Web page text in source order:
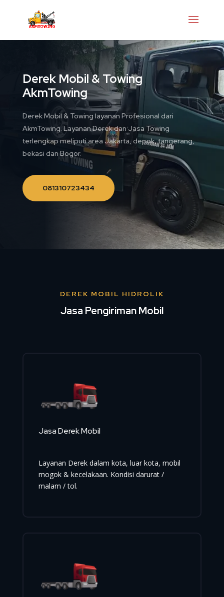
Derek Mobil & Towing
AkmTowing
Derek Mobil & Towing layanan Profesional dari
AkmTowing. Layanan Derek dan Jasa Towing
terlengkap meliputi area Jakarta, depok, tangerang,
bekasi dan Bogor.
081310723434
DEREK MOBIL HIDROLIK
Jasa Pengiriman Mobil
Jasa Derek Mobil
Layanan Derek dalam kota, luar kota, mobil
mogok & kecelakaan. Kondisi darurat /
malam / tol.